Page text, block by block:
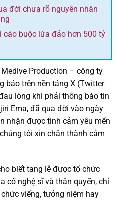
đời chưa rõ nguyên nhân
cáo buộc lừa đảo hơn 500 tỷ
Production – công ty
báo trên nền tảng X (Twitter
lòng khi phải thông báo tin
Ema, đã qua đời vào ngày
nhận được tình cảm yêu mến
tôi xin chân thành cảm
biết tang lễ được tổ chức
cố nghệ sĩ và thân quyến, chỉ
viếng, tưởng niệm hay